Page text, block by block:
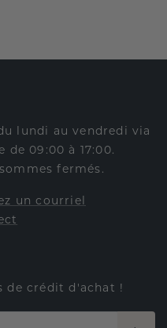
lundi au vendredi via
09:00 à 17:00.
fermés.
un courriel
de crédit d'achat !